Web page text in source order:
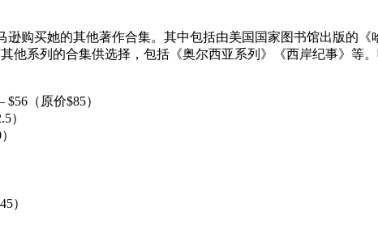
购买她的其他著作合集。其中包括由美国国家图书馆出版的
他系列的合集供选择，包括《奥尔西亚系列》《西岸纪事》等
（原价$85）
）
）